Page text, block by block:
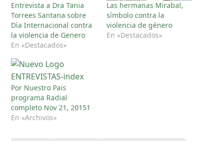
Entrevista a Dra Tania
Torrees Santana sobre
Día Internacional contra
la violencia de Genero
En «Destacados»
Las hermanas Mirabal,
símbolo contra la
violencia de género
En «Destacados»
Por Nuestro Pais
programa Radial
completo Nov 21, 20151
En «Archivos»